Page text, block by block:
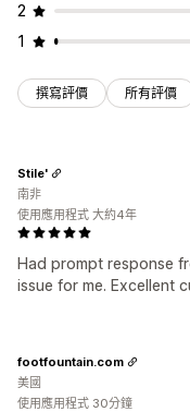
2
1
撰寫評價 所有評價
Had prompt response
issue for me. Excellent
Stile'
南非
使用應用程式 大約4年
footfountain.com
美國
使用應用程式 30分鐘